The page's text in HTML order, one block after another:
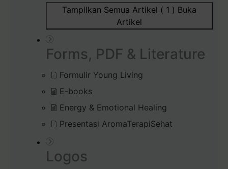
Tampilkan Semua Artikel ( 1 ) Buka
Artikel
Forms, PDF & Literature
Formulir Young Living
E-books
Energy & Emotional Healing
Presentasi AromaTerapiSehat
Logos